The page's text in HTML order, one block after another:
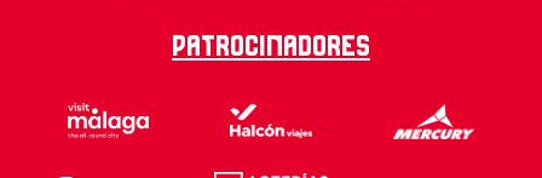
Patrocinadores